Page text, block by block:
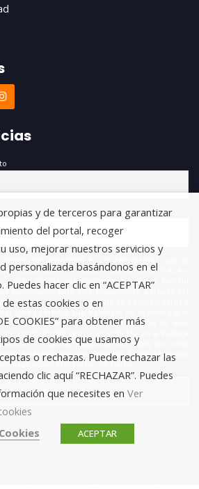
estos datos es FUNDACIÓN ANTONIO GALA y
de las suscripciones a nuestro boletín
legitimados para este tratamiento a través del
otorgando en este acto. No se cederán datos a
Usted certifica que es mayor de 14 años y que
legal necesaria para la prestación de este
de conformidad con lo establecido en la Política
acceder, rectificar y suprimir los datos, así como
en la información adicional. Puede consultar
sobre Protección de Datos.
y de terceros para garantizar
del portal, recoger
uso, mejorar nuestros servicios y
personalizada basándonos en el
hacer clic en “ACEPTAR”
estas cookies o en
COOKIES” para obtener más
de cookies que usamos y
o rechazas. Puede rechazar las
clic aquí “RECHAZAR”. Puedes
que necesites en Ver
ACEPTAR